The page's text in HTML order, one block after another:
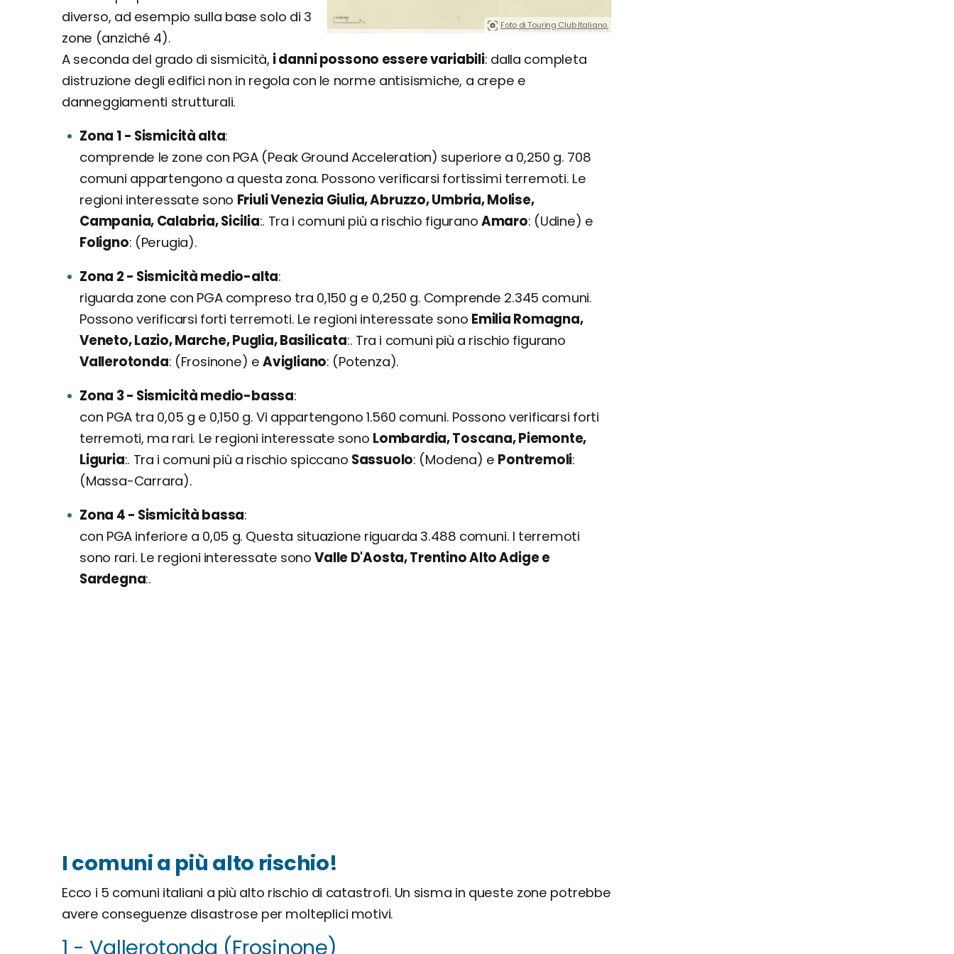
Foto di Touring Club Italiano.
diverso, ad esempio sulla base solo di 3
zone (anziché 4).
A seconda del grado di sismicità, i danni possono essere variabili: dalla completa
distruzione degli edifici non in regola con le norme antisismiche, a crepe e
danneggiamenti strutturali.
Zona 1 - Sismicità alta
comprende le zone con PGA (Peak Ground Acceleration) superiore a 0,250 g. 708
comuni appartengono a questa zona. Possono verificarsi fortissimi terremoti. Le
regioni interessate sono Friuli Venezia Giulia, Abruzzo, Umbria, Molise,
Campania, Calabria, Sicilia . Tra i comuni più a rischio figurano Amaro (Udine) e
Foligno (Perugia).
Zona 2 - Sismicità medio-alta
riguarda zone con PGA compreso tra 0,150 g e 0,250 g. Comprende 2.345 comuni.
Possono verificarsi forti terremoti. Le regioni interessate sono Emilia Romagna,
Veneto, Lazio, Marche, Puglia, Basilicata . Tra i comuni più a rischio figurano
Vallerotonda (Frosinone) e Avigliano (Potenza).
Zona 3 - Sismicità medio-bassa
con PGA tra 0,05 g e 0,150 g. Vi appartengono 1.560 comuni. Possono verificarsi forti
terremoti, ma rari. Le regioni interessate sono Lombardia, Toscana, Piemonte,
Liguria . Tra i comuni più a rischio spiccano Sassuolo (Modena) e Pontremoli
(Massa-Carrara).
Zona 4 - Sismicità bassa
con PGA inferiore a 0,05 g. Questa situazione riguarda 3.488 comuni. I terremoti
sono rari. Le regioni interessate sonoValle D'Aosta, Trentino Alto Adige e
Sardegna .
I comuni a più alto rischio!
Ecco i 5 comuni italiani a più alto rischio di catastrofi. Un sisma in queste zone potrebbe
avere conseguenze disastrose per molteplici motivi.
1 - Vallerotonda (Frosinone)